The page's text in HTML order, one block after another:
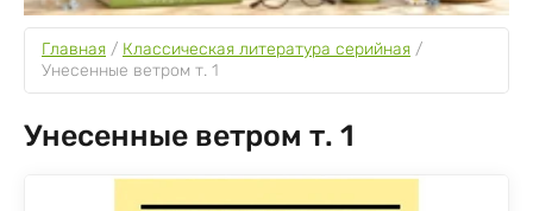
Главная / Классическая литература серийная
Унесенные ветром т. 1
Унесенные ветром т. 1